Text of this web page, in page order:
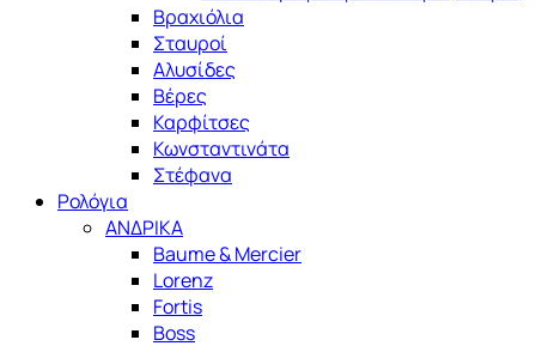
Βραχιόλια
Σταυροί
Αλυσίδες
Βέρες
Καρφίτσες
Κωνσταντινάτα
Στέφανα
Ρολόγια
ΑΝΔΡΙΚΑ
Baume & Mercier
Lorenz
Fortis
Boss